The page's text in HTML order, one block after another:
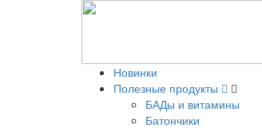
Новинки
Полезные продукты
БАДы и витамины
Батончики